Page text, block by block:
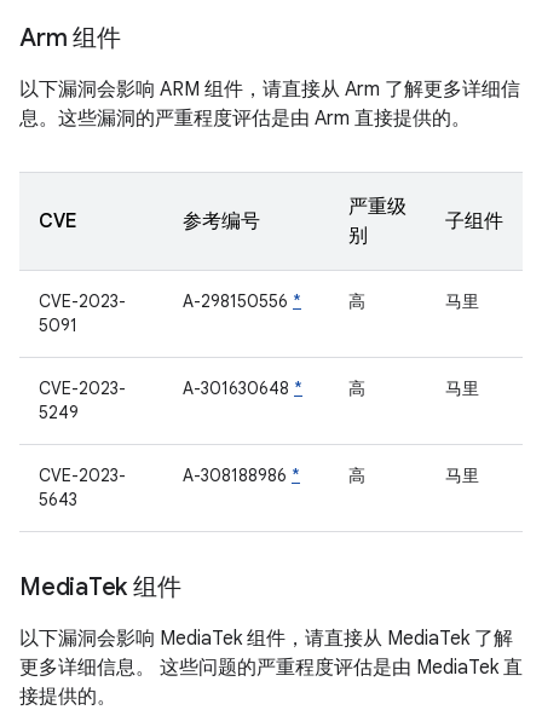
Arm 组件
以下漏洞会影响 ARM 组件，请直接从 Arm 了解更多详细信
息。这些漏洞的严重程度评估是由 Arm 直接提供的。
CVE 参考编号
严重级
别
子组件
CVE-2023-
5091
A-298150556 * 高 马里
CVE-2023-
5249
A-301630648 * 高 马里
CVE-2023-
5643
A-308188986 * 高 马里
MediaTek 组件
以下漏洞会影响 MediaTek 组件，请直接从 MediaTek 了解
更多详细信息。 这些问题的严重程度评估是由 MediaTek 直
接提供的。